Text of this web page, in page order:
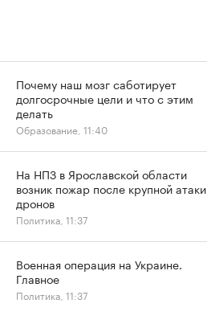
Почему наш мозг саботирует
долгосрочные цели и что с этим
делать
Образование, 11:40
На НПЗ в Ярославской области
возник пожар после крупной атаки
дронов
Политика, 11:37
Военная операция на Украине.
Главное
Политика, 11:37